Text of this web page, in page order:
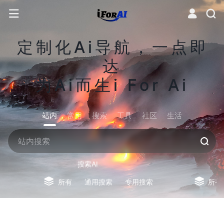
定制化Ai导航，一点即
达
为Ai而生i For Ai
站内 常用 搜索 工具 社区 生活
搜索AI
所有 通用搜索 专用搜索 所有